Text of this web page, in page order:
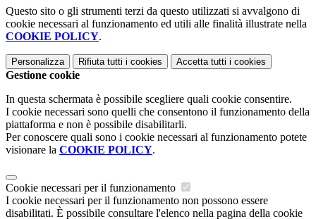
Questo sito o gli strumenti terzi da questo utilizzati si avvalgono di
cookie necessari al funzionamento ed utili alle finalità illustrate nella
COOKIE POLICY.
Personalizza Rifiuta tutti i cookies Accetta tutti i cookies
Gestione cookie
In questa schermata è possibile scegliere quali cookie consentire.
I cookie necessari sono quelli che consentono il funzionamento della
piattaforma e non è possibile disabilitarli.
Per conoscere quali sono i cookie necessari al funzionamento potete
visionare la COOKIE POLICY.
Cookie necessari per il funzionamento
I cookie necessari per il funzionamento non possono essere
disabilitati. È possibile consultare l'elenco nella pagina della cookie